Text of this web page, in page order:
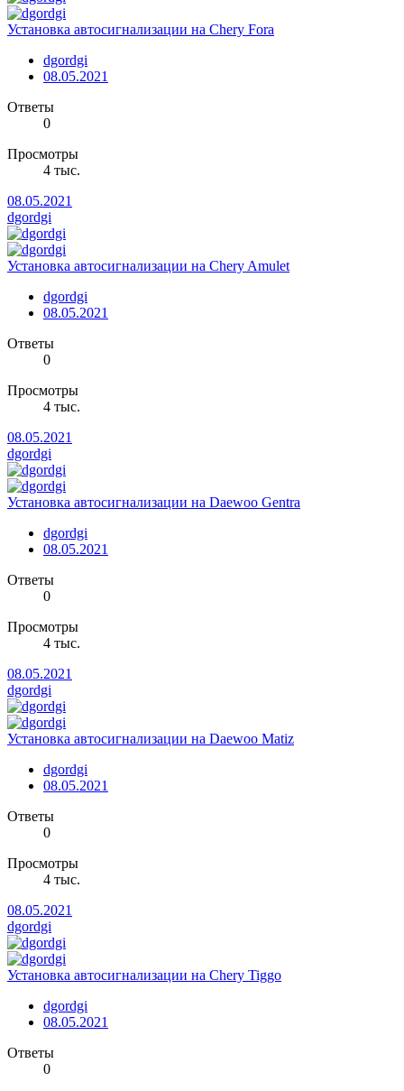
Установка автосигнализации на Chery Fora
dgordgi
08.05.2021
Ответы
0
Просмотры
4 тыс.
08.05.2021
dgordgi
Установка автосигнализации на Chery Amulet
dgordgi
08.05.2021
Ответы
0
Просмотры
4 тыс.
08.05.2021
dgordgi
Установка автосигнализации на Daewoo Gentra
dgordgi
08.05.2021
Ответы
0
Просмотры
4 тыс.
08.05.2021
dgordgi
Установка автосигнализации на Daewoo Matiz
dgordgi
08.05.2021
Ответы
0
Просмотры
4 тыс.
08.05.2021
dgordgi
Установка автосигнализации на Chery Tiggo
dgordgi
08.05.2021
Ответы
0